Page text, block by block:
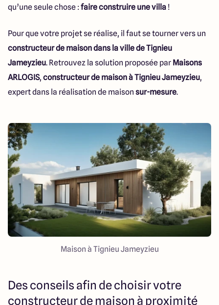
qu’une seule chose :faire construire une villa !
Pour que votre projet se réalise, il faut se tourner vers un
constructeur de maison dans la ville de Tignieu
Jameyzieu. Retrouvez la solution proposée par Maisons
ARLOGIS, constructeur de maison à Tignieu Jameyzieu,
expert dans la réalisation de maison sur-mesure.
Maison à Tignieu Jameyzieu
Des conseils afin de choisir votre
constructeur de maison à proximité